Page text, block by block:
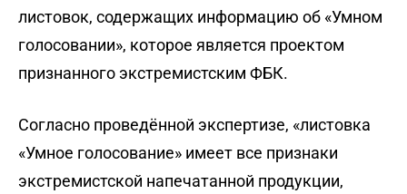
листовок, содержащих информацию об «Умном
голосовании», которое является проектом
признанного экстремистским ФБК.
Согласно проведённой экспертизе, «листовка
«Умное голосование» имеет все признаки
экстремистской напечатанной продукции,